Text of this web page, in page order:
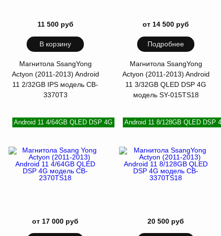
11 500 руб
В корзину
Магнитола SsangYong
Actyon (2011-2013) Android
11 2/32GB IPS модель CB-
3370T3
от 14 500 руб
Подробнее
Магнитола SsangYong
Actyon (2011-2013) Android
11 3/32GB QLED DSP 4G
модель SY-015TS18
Android 11 4/64GB QLED DSP 4G
от 17 000 руб
Android 11 8/128GB QLED DSP
20 500 руб